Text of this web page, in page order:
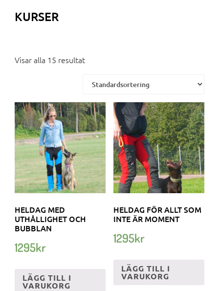
KURSER
Visar alla 15 resultat
HELDAG MED
UTHÅLLIGHET OCH
BUBBLAN
1295kr
LÄGG TILL I
VARUKORG
HELDAG FÖR ALLT SOM
INTE ÄR MOMENT
1295kr
LÄGG TILL I
VARUKORG